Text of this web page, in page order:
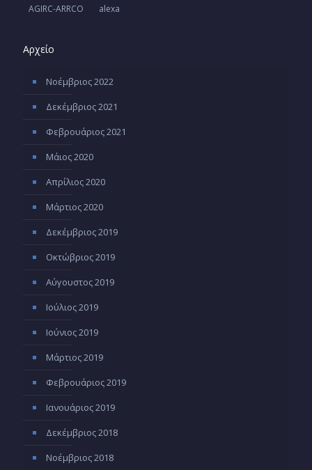
AGIRC-ARRCO
alexa
Αρχείο
Νοέμβριος 2022
Δεκέμβριος 2021
Φεβρουάριος 2021
Μάιος 2020
Απρίλιος 2020
Μάρτιος 2020
Δεκέμβριος 2019
Οκτώβριος 2019
Αύγουστος 2019
Ιούλιος 2019
Ιούνιος 2019
Μάρτιος 2019
Φεβρουάριος 2019
Ιανουάριος 2019
Δεκέμβριος 2018
Νοέμβριος 2018